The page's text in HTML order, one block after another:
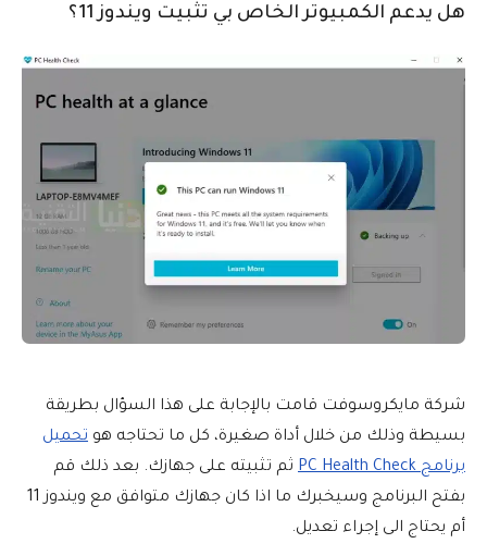
هل يدعم الكمبيوتر الخاص بي تثبيت ويندوز 11؟
شركة مايكروسوفت قامت بالإجابة على هذا السؤال بطريقة
بسيطة وذلك من خلال أداة صغيرة، كل ما تحتاجه هو تحميل
برنامج PC Health Check
ثم تثبيته على جهازك. بعد ذلك قم
بفتح البرنامج وسيخبرك ما اذا كان جهازك متوافق مع ويندوز 11
أم يحتاج الى إجراء تعديل.